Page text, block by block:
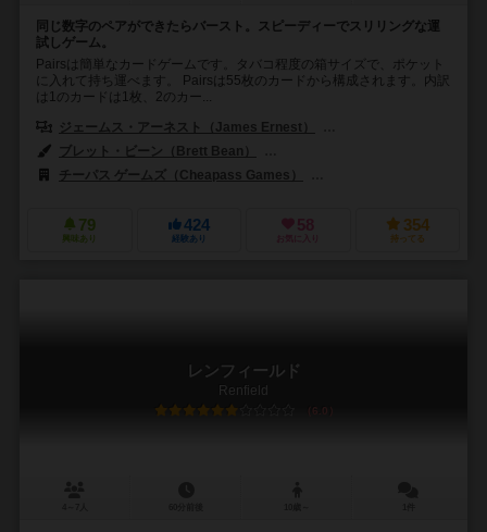
同じ数字のペアができたらバースト。スピーディーでスリリングな運
試しゲーム。
Pairsは簡単なカードゲームです。タバコ程度の箱サイズで、ポケット
に入れて持ち運べます。 Pairsは55枚のカードから構成されます。内訳
は1のカードは1枚、2のカー...
ジェームス・アーネスト（James Ernest）
ブレット・ビーン（Brett Bean）
チーパス ゲームズ（Cheapass Games）
79
興味あり
424
経験あり
58
お気に入り
354
持ってる
レンフィールド
Renfield
6.0